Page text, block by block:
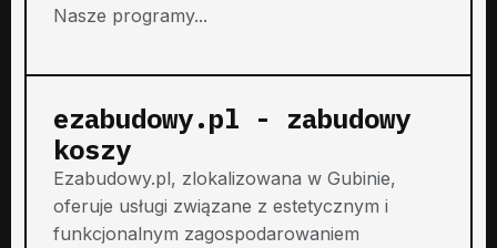
Nasze programy...
ezabudowy.pl - zabudowy
koszy
Ezabudowy.pl, zlokalizowana w Gubinie,
oferuje usługi związane z estetycznym i
funkcjonalnym zagospodarowaniem